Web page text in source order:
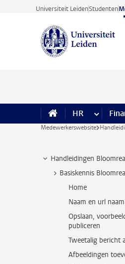
Ga direct naar de inhoud
Universiteit LeidenStudenten
HR meer HR
Medewerkerswebsite
Handleidingen
Basiskennis
Home
Naam en url
Opslaan,
publiceren
Tweetalig bericht
Afbeeldingen